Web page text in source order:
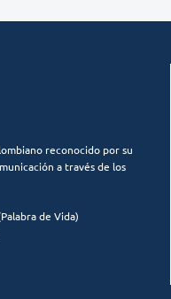
reconocido por su
a través de los
de Vida)